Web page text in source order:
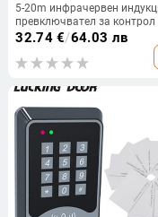
5-20m инфрачервен
превключвател за контрол
достъпа/бутон за изход/LED
32.74€/64.03 лв